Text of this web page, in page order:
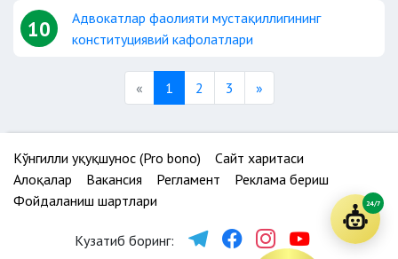
10
Адвокатлар фаолияти мустақиллигининг
конституциявий кафолатлари
«Previous
1 2 3 »Next
Кўнгилли ҳуқуқшунос (Pro bono)
Сайт харитаси
Алоқалар
Вакансия Регламент
Реклама бериш
Фойдаланиш шартлари
Кузатиб боринг:
24/7